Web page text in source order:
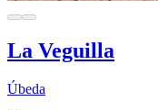
La Veguilla
Úbeda